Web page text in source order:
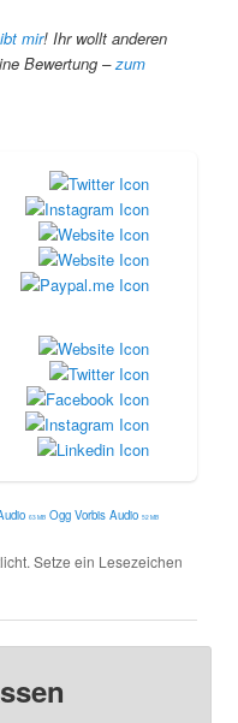
mir! Ihr wollt anderen
Bewertung –zum
63 MB Ogg Vorbis Audio 52 MB
Setze ein Lesezeichen